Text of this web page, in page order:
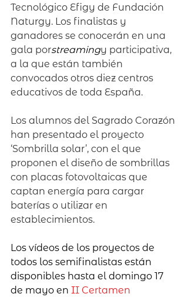
Tecnológico Efigy de Fundación
Naturgy. Los finalistas y
ganadores se conocerán en una
gala porstreamingy participativa,
a la que están también
convocados otros diez centros
educativos de toda España.
Los alumnos del Sagrado Corazón
han presentado el proyecto
‘Sombrilla solar’, con el que
proponen el diseño de sombrillas
con placas fotovoltaicas que
captan energía para cargar
baterías o utilizar en
establecimientos.
Los vídeos de los proyectos de
todos los semifinalistas están
disponibles hasta el domingo 17
de mayo en II Certamen